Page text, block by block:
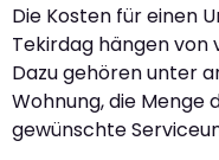
Die Kosten für einen
Tekirdag hängen von
Dazu gehören unter
Wohnung, die Menge
gewünschte